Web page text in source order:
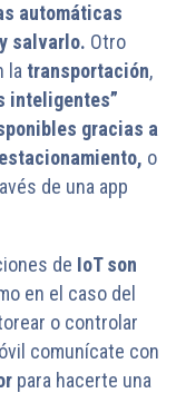
automáticas
salvarlo. Otro
la transportación,
inteligentes”
gracias a
o
de una app
de IoT son
en el caso del
o controlar
comunícate con
para hacerte una